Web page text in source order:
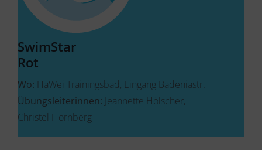
SwimStar
Rot
Wo: HaWei Trainingsbad, Eingang Badeniastr.
Übungsleiterinnen: Jeannette Hölscher,
Christel Hornberg